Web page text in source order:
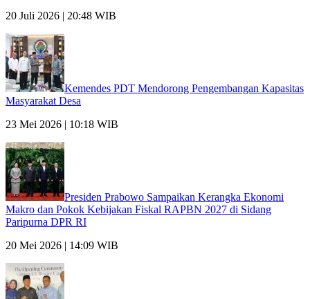
20 Juli 2026 | 20:48 WIB
Kemendes PDT Mendorong Pengembangan Kapasitas
Masyarakat Desa
23 Mei 2026 | 10:18 WIB
Presiden Prabowo Sampaikan Kerangka Ekonomi
Makro dan Pokok Kebijakan Fiskal RAPBN 2027 di Sidang
Paripurna DPR RI
20 Mei 2026 | 14:09 WIB